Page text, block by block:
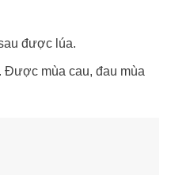
được lúa.
mùa cau, đau mùa